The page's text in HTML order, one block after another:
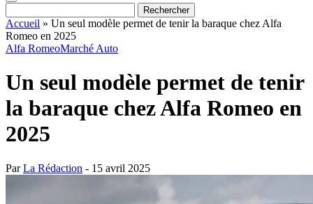
Accueil » Un seul modèle permet de tenir la baraque chez Alfa
Romeo en 2025
Alfa RomeoMarché Auto
Un seul modèle permet de tenir
la baraque chez Alfa Romeo en
2025
ParLa Rédaction - 15 avril 2025